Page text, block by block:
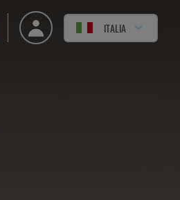
ITALIA